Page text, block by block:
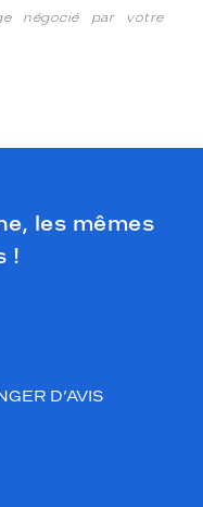
négocié par votre
les mêmes
!
D’AVIS